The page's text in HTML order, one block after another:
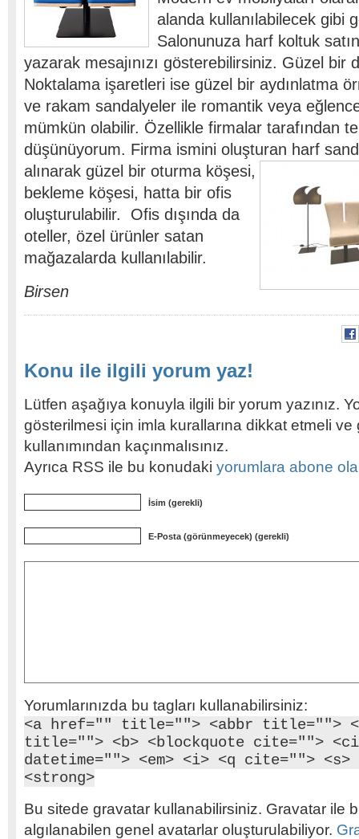
alanda kullanılabilecek gibi
Salonunuza harf koltuk
yazarak mesajınızı gösterebilirsiniz. Güzel bir
Noktalama işaretleri ise güzel bir aydınlatma
ve rakam sandalyeler ile romantik veya
mümkün olabilir. Özellikle firmalar tarafından
düşünüyorum. Firma ismini oluşturan harf
alınarak güzel bir oturma köşesi,
bekleme köşesi, hatta bir ofis
oluşturulabilir. Ofis dışında da
oteller, özel ürünler satan
mağazalarda kullanılabilir.
Birsen
Konu ile ilgili yorum yaz!
Lütfen aşağıya konuyla ilgili bir yorum yazınız.
gösterilmesi için imla kurallarına dikkat etmeli
kullanımından kaçınmalısınız.
Ayrıca RSS ile bu konudaki yorumlara abone
İsim (gerekli)
E-Posta (görünmeyecek) (gerekli)
Yorumlarınızda bu tagları kullanabilirsiniz:
<a href="" title=""> <abbr title="">
title=""> <b> <blockquote cite="">
datetime=""> <em> <i> <q cite="">
<strong>
Bu sitede gravatar kullanabilirsiniz. Gravatar ile
algılanabilen genel avatarlar oluşturulabiliyor.